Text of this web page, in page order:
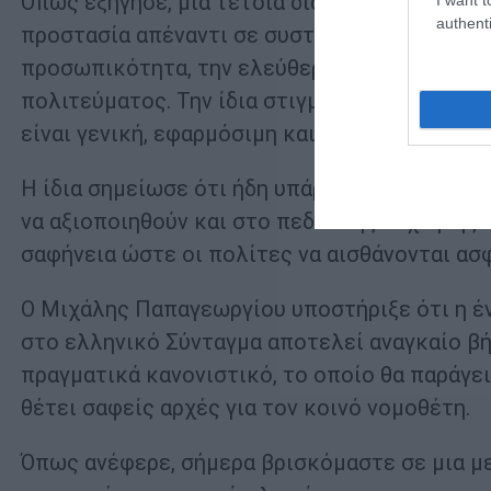
προστασία απέναντι σε συστήματα τεχνητής
προσωπικότητα, την ελεύθερη βούληση ή
πολιτεύματος. Την ίδια στιγμή, επεσήμανε
είναι γενική, εφαρμόσιμη και διαχρονική.
Η ίδια σημείωσε ότι ήδη υπάρχουν στο
να αξιοποιηθούν και στο πεδίο της
σαφήνεια ώστε οι πολίτες να αισθάνονται
Ο Μιχάλης Παπαγεωργίου υποστήριξε ότι η
στο ελληνικό Σύνταγμα αποτελεί αναγκαίο
πραγματικά κανονιστικό, το οποίο θα
θέτει σαφείς αρχές για τον κοινό νομοθέτη.
Όπως ανέφερε, σήμερα βρισκόμαστε σε μια